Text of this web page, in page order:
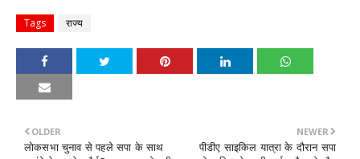
Tags राज्य
NEWER
पीडीए साइकिल यात्रा के दौरान सपा
OLDER
लोकसभा चुनाव से पहले सपा के साथ